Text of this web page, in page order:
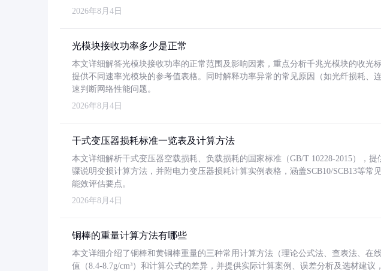
2026年8月4日
光模块接收功率多少是正常
本文详细解答光模块接收功率的正常范围及影响因素，重点分析千兆光模块的收光
提供不同速率光模块的参考值表格。同时解释功率异常的常见原因（如光纤损耗、
速判断网络性能问题。
2026年8月4日
干式变压器损耗标准一览表及计算方法
本文详细解析干式变压器空载损耗、负载损耗的国家标准（GB/T 10228-2015），
骤说明变损计算方法，并附电力变压器损耗计算实例表格，涵盖SCB10/SCB13等常
能效评估要点。
2026年8月4日
铜棒的重量计算方法有哪些
本文详细介绍了铜棒和黄铜棒重量的三种常用计算方法（理论公式法、查表法、在
值（8.4-8.7g/cm³）和计算公式的差异，并提供实际计算案例、误差分析及选材建议